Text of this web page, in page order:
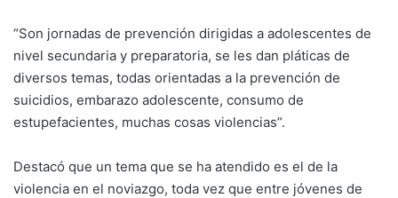
“Son jornadas de prevención dirigidas a adolescentes de
nivel secundaria y preparatoria, se les dan pláticas de
diversos temas, todas orientadas a la prevención de
suicidios, embarazo adolescente, consumo de
estupefacientes, muchas cosas violencias”.
Destacó que un tema que se ha atendido es el de la
violencia en el noviazgo, toda vez que entre jóvenes de